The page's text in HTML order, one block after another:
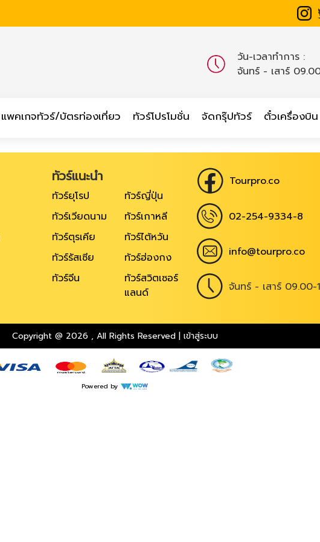
วัน-เวลาทำการ :
จันทร์ - เสาร์
แพคเกจทัวร์/บัตรท่องเที่ยว ทัวร์โปรโมชั่น จัดกรุ๊ปทัวร์ ตั๋วเครื่องบิน
ทัวร์แนะนำ
ทัวร์ยุโรป
ทัวร์ญี่ปุ่น
ทัวร์เวียดนาม
ทัวร์เกาหลี
ทัวร์ตุรเคีย
ทัวร์ไต้หวัน
ทัวร์รัสเซีย
ทัวร์ฮ่องกง
ทัวร์จีน
ทัวร์สวิตเซอร์
แลนด์
Tourpro.co
02-254-9334-8
info@tourpro.co
จันทร์ - เสาร์ 09.00-
Copyright @ 2026 , All Rights Reserved| เข้าสู่ระบบ
Powered by